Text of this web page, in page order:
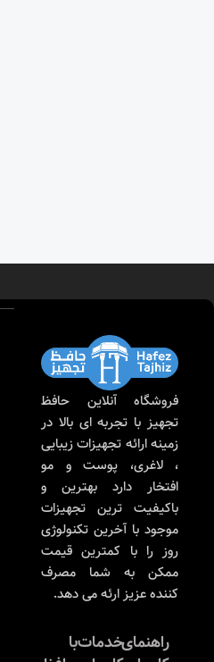
فروشگاه آنلاین حافظ
تجهیز با تجربه ای بالا در
زمینه ارائه تجهیزات زیبایی
، لاغری، پوست و مو
افتخار دارد بهترین و
باکیفیت ترین تجهیزات
موجود با آخرین تکنولوژی
روز را با کمترین قیمت
ممکن به شما مصرف
کننده عزیز ارئه می دهد.
راهنمایخدماتبا